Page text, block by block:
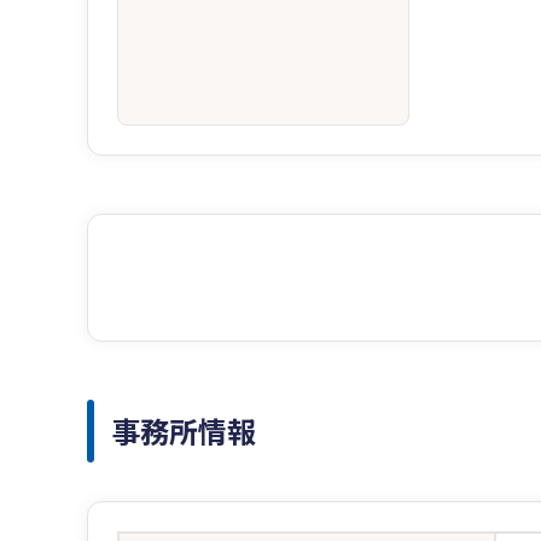
事務所情報